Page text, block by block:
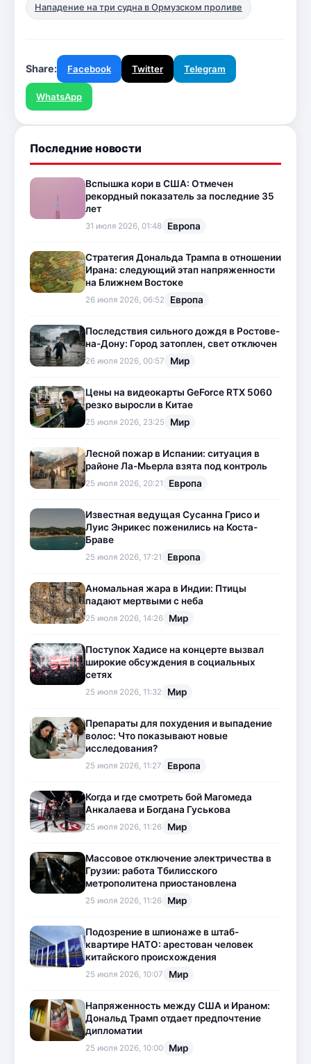
Нападение на три судна в Ормузском проливе
Share: Facebook Twitter Telegram
WhatsApp
Последние новости
Вспышка кори в США: Отмечен
рекордный показатель за последние 35
лет
31 июля 2026, 01:48 Европа
Стратегия Дональда Трампа в отношении
Ирана: следующий этап напряженности
на Ближнем Востоке
26 июля 2026, 06:52 Европа
Последствия сильного дождя в Ростове-
на-Дону: Город затоплен, свет отключен
26 июля 2026, 00:57 Мир
Цены на видеокарты GeForce RTX 5060
резко выросли в Китае
25 июля 2026, 23:25 Мир
Лесной пожар в Испании: ситуация в
районе Ла-Мьерла взята под контроль
25 июля 2026, 20:21 Европа
Известная ведущая Сусанна Грисо и
Луис Энрикес поженились на Коста-
Браве
25 июля 2026, 17:21 Европа
Аномальная жара в Индии: Птицы
падают мертвыми с неба
25 июля 2026, 14:26 Мир
Поступок Хадисе на концерте вызвал
широкие обсуждения в социальных
сетях
25 июля 2026, 11:32 Мир
Препараты для похудения и выпадение
волос: Что показывают новые
исследования?
25 июля 2026, 11:27 Европа
Когда и где смотреть бой Магомеда
Анкалаева и Богдана Гуськова
25 июля 2026, 11:26 Мир
Массовое отключение электричества в
Грузии: работа Тбилисского
метрополитена приостановлена
25 июля 2026, 11:26 Мир
Подозрение в шпионаже в штаб-
квартире НАТО: арестован человек
китайского происхождения
25 июля 2026, 10:07 Мир
Напряженность между США и Ираном:
Дональд Трамп отдает предпочтение
дипломатии
25 июля 2026, 10:00 Мир